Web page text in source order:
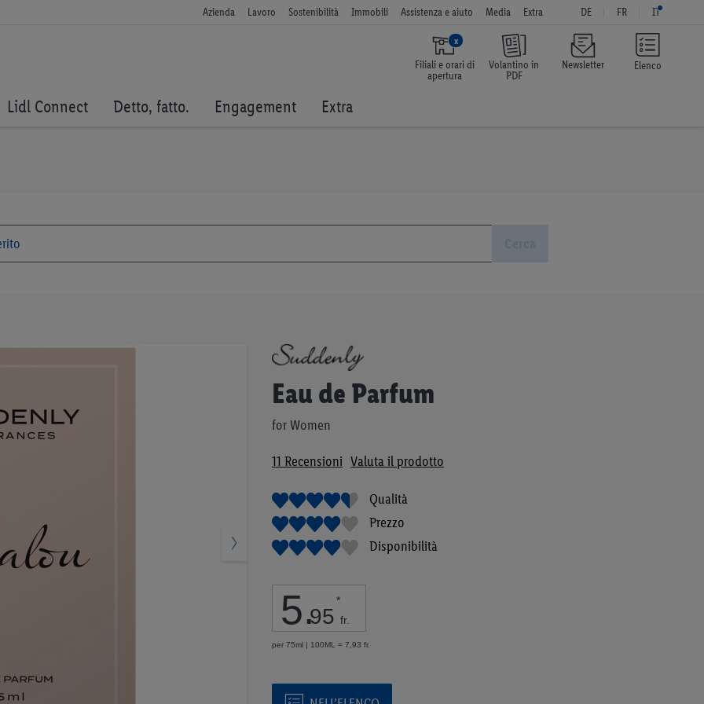
Elenco
Azienda Lavoro Sostenibilità Immobili Assistenza e aiuto Media Extra DE FR IT
x
Filiali e orari di
apertura
Volantino in
PDF
Newsletter
Lidl Connect Detto, fatto. Engagement Extra
Eau de Parfum
for Women
11 Recensioni Valuta il prodotto
Qualità
Prezzo
Disponibilità
5.95
*
fr.
per 75ml | 100ML = 7,93 fr.
all'inizio
galleria
immagini